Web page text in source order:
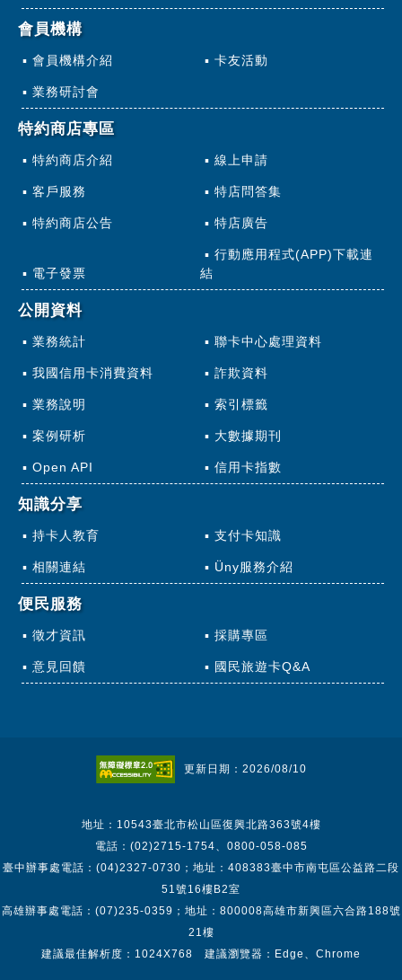
會員機構
會員機構介紹 卡友活動
業務研討會
特約商店專區
特約商店介紹 線上申請
客戶服務 特店問答集
特約商店公告 特店廣告
電子發票
行動應用程式(APP)下載連
結
公開資料
業務統計 聯卡中心處理資料
我國信用卡消費資料 詐欺資料
業務說明 索引標籤
案例研析 大數據期刊
Open API 信用卡指數
知識分享
持卡人教育 支付卡知識
相關連結 Üny服務介紹
便民服務
徵才資訊 採購專區
意見回饋 國民旅遊卡Q&A
更新日期：2026/08/10
地址：10543臺北市松山區復興北路363號4樓
電話：(02)2715-1754、0800-058-085
臺中辦事處電話：(04)2327-0730；地址：408383臺中市南屯區公益路二段
51號16樓B2室
高雄辦事處電話：(07)235-0359；地址：800008高雄市新興區六合路188號
21樓
建議最佳解析度：1024X768 建議瀏覽器：Edge、Chrome